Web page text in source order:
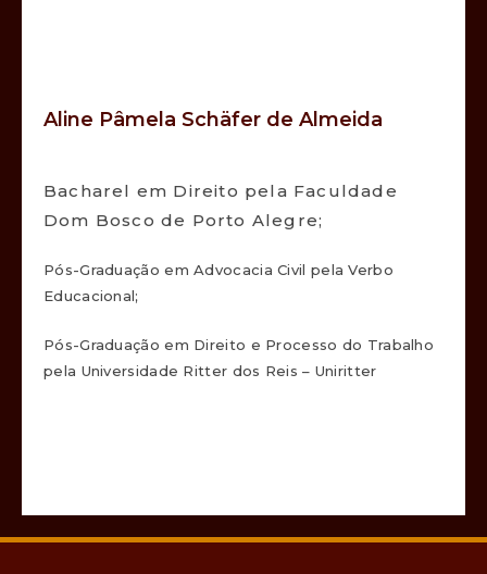
Aline Pâmela Schäfer de Almeida
Bacharel em Direito pela Faculdade
Dom Bosco de Porto Alegre;
Pós-Graduação em Advocacia Civil pela Verbo
Educacional;
Pós-Graduação em Direito e Processo do Trabalho
pela Universidade Ritter dos Reis – Uniritter